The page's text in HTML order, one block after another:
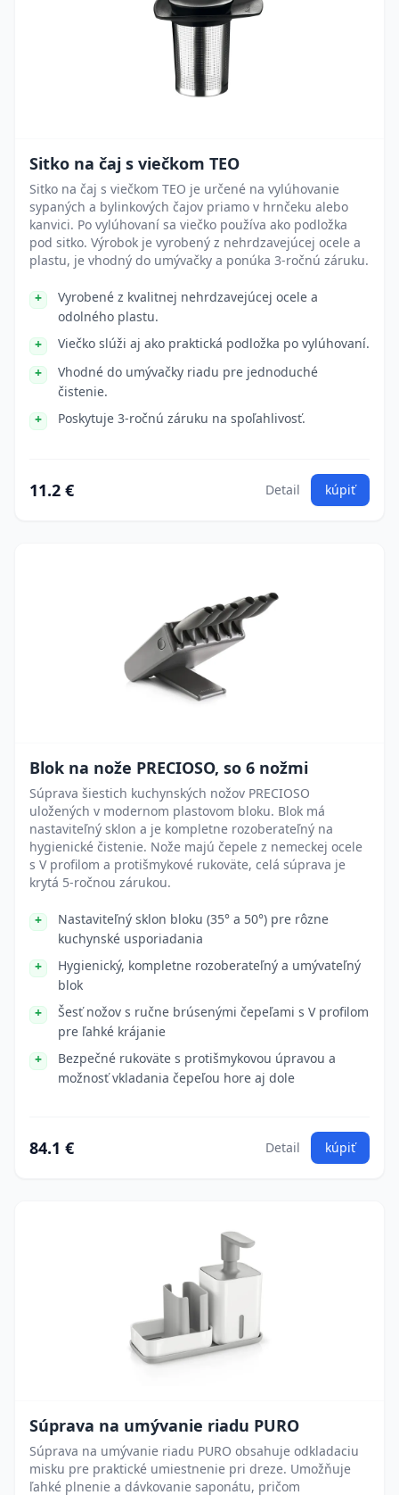
Sitko na čaj s viečkom TEO
Sitko na čaj s viečkom TEO je určené na vylúhovanie
sypaných a bylinkových čajov priamo v hrnčeku alebo
kanvici. Po vylúhovaní sa viečko používa ako podložka
pod sitko. Výrobok je vyrobený z nehrdzavejúcej ocele a
plastu, je vhodný do umývačky a ponúka 3-ročnú záruku.
Vyrobené z kvalitnej nehrdzavejúcej ocele a
odolného plastu.
Viečko slúži aj ako praktická podložka po vylúhovaní.
Vhodné do umývačky riadu pre jednoduché
čistenie.
Poskytuje 3-ročnú záruku na spoľahlivosť.
11.2 € Detail kúpiť
Blok na nože PRECIOSO, so 6 nožmi
Súprava šiestich kuchynských nožov PRECIOSO
uložených v modernom plastovom bloku. Blok má
nastaviteľný sklon a je kompletne rozoberateľný na
hygienické čistenie. Nože majú čepele z nemeckej ocele
s V profilom a protišmykové rukoväte, celá súprava je
krytá 5-ročnou zárukou.
Nastaviteľný sklon bloku (35° a 50°) pre rôzne
kuchynské usporiadania
Hygienický, kompletne rozoberateľný a umývateľný
blok
Šesť nožov s ručne brúsenými čepeľami s V profilom
pre ľahké krájanie
Bezpečné rukoväte s protišmykovou úpravou a
možnosť vkladania čepeľou hore aj dole
84.1 € Detail kúpiť
Súprava na umývanie riadu PURO
Súprava na umývanie riadu PURO obsahuje odkladaciu
misku pre praktické umiestnenie pri dreze. Umožňuje
ľahké plnenie a dávkovanie saponátu, pričom